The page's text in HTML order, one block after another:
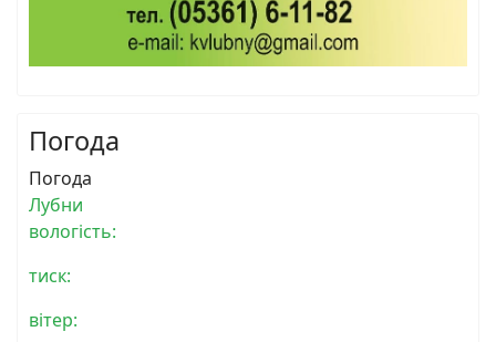
Погода
Погода
Лубни
вологість:
тиск:
вітер: